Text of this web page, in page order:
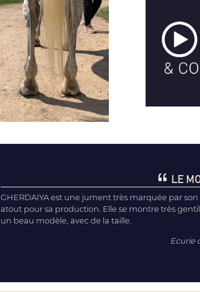
LE
GHERDAIYA est une jument très marquée par
atout pour sa production. Elle se montre très
un beau modèle, avec de la taille.
Ecurie